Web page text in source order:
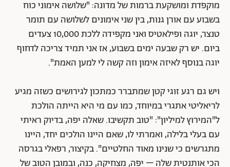
מוקפדת ומושקעת ברמות של מדונה: "שלושה אימוני כוח
בשבוע עם אורן גנות, בין שני אימונים לשלושה עם תומר
טנצר, יוגה ופילאטיס ואני מקפידה ללכת 10,000 צעדים
ביום. יש רק שבעה ימים בשבוע, אז אני תמיד צריכה לדחוף
יוגה בנוסף לאיזה אימון וזה קשה לי למען האמת".
ויש גם רגע זוגי קטן שמתברר כמתכון לגירושים כשזה מגיע
לריאליטי אתגרי במיוחד, כמו עם מי היא הייתה הולכת
ל"המירוץ למיליון": "טוב תקשיבו. שאלה יפה, בדיוק ראיתי
עם בעלי בלילה, ואמרתי לו, שאם היינו הולכים יחד, היינו
מתגרשים כי שנינו מאוד החלטיים". בקיצור, רפאלי בגרסה
הכי אותנטית שלה – יפה, מצחיקה, כנה, ובמובן הטוב של